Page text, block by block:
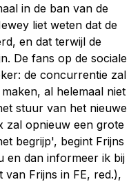
in de ban van de
liet weten dat de
en dat terwijl de
De fans op de sociale
de concurrentie zal
al helemaal niet
stuur van het nieuwe
zal opnieuw een grote
begrijp', begint Frijns
en dan informeer ik bij
van Frijns in FE, red.),